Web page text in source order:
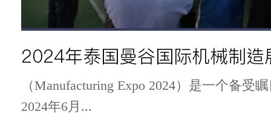
2024年泰国曼谷国际机械制造
（Manufacturing Expo 2024）是一个备受
2024年6月...